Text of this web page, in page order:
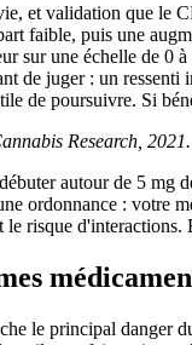
et validation que le
faible, puis une
sur une échelle de 0
de juger : un
de poursuivre. Si
Research,
autour de 5
ordonnance : votre
risque
le principal